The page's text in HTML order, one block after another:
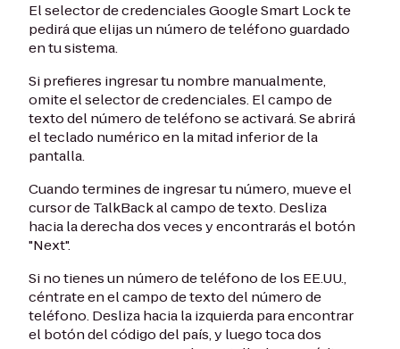
El selector de credenciales Google Smart Lock te
pedirá que elijas un número de teléfono guardado
en tu sistema.
Si prefieres ingresar tu nombre manualmente,
omite el selector de credenciales. El campo de
texto del número de teléfono se activará. Se abrirá
el teclado numérico en la mitad inferior de la
pantalla.
Cuando termines de ingresar tu número, mueve el
cursor de TalkBack al campo de texto. Desliza
hacia la derecha dos veces y encontrarás el botón
"Next".
Si no tienes un número de teléfono de los EE.UU.,
céntrate en el campo de texto del número de
teléfono. Desliza hacia la izquierda para encontrar
el botón del código del país, y luego toca dos